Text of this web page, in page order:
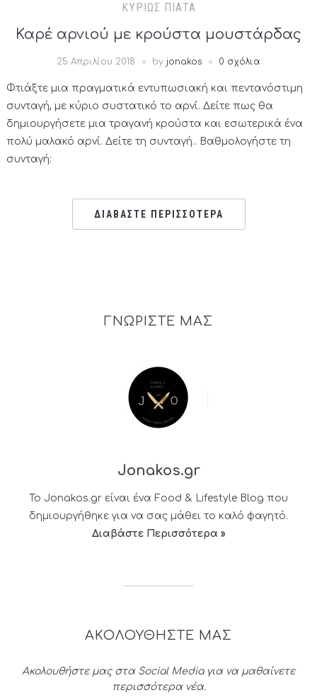
ΚΥΡΊΩΣ ΠΙΆΤΑ
Καρέ αρνιού με κρούστα μουστάρδας
25 Απριλίου 2018 by jonakos 0 σχόλια
Φτιάξτε μια πραγματικά εντυπωσιακή και πεντανόστιμη
συνταγή, με κύριο συστατικό το αρνί. Δείτε πως θα
δημιουργήσετε μια τραγανή κρούστα και εσωτερικά ένα
πολύ μαλακό αρνί. Δείτε τη συνταγή.. Βαθμολογήστε τη
συνταγή:
ΔΙΑΒΑΣΤΕ ΠΕΡΙΣΣΟΤΕΡΑ
ΓΝΩΡΙΣΤΕ ΜΑΣ
Jonakos.gr
Το Jonakos.gr είναι ένα Food & Lifestyle Blog που
δημιουργήθηκε για να σας μάθει το καλό φαγητό.
Διαβάστε Περισσότερα »
ΑΚΟΛΟΥΘΗΣΤΕ ΜΑΣ
Ακολουθήστε μας στα Social Media για να μαθαίνετε
περισσότερα νέα.